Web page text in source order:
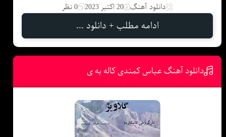
دانلود آهنگ 20 اکتبر 2023 0 نظر
ادامه مطلب + دانلود ...
دانلود آهنگ عباس کمندی کاله به ی